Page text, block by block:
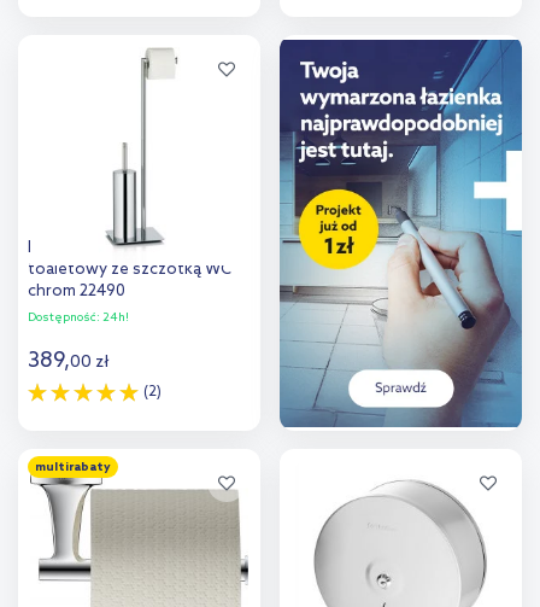
Dodaj do
Dodaj do
porównania
Kela Style stojak na papier
toaletowy ze szczotką WC
chrom 22490
Dostępność: 24h!
389,00 zł
(2)
Dodaj do
porównania
multirabaty